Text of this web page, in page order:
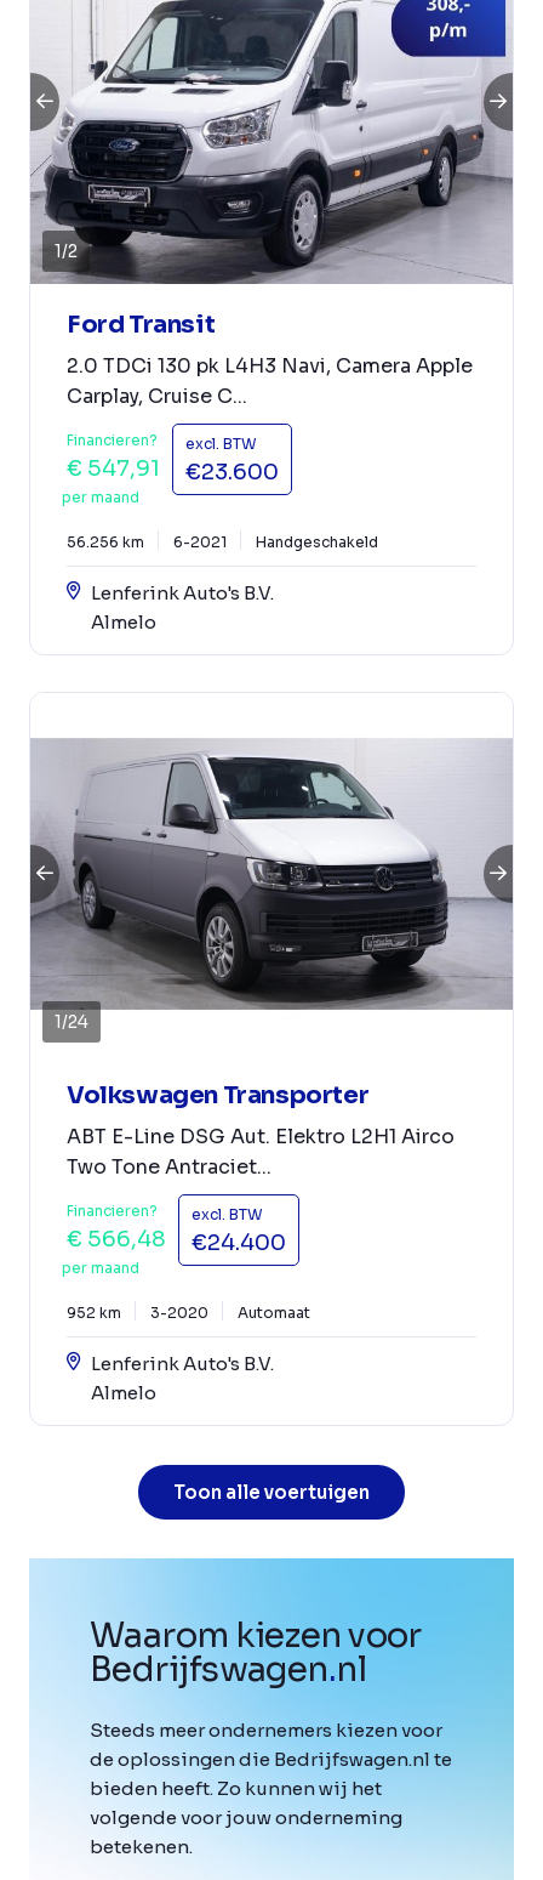
1/2
Ford Transit
2.0 TDCi 130 pk L4H3 Navi, Camera Apple
Carplay, Cruise C...
Financieren?
€ 547,91
per maand
excl. BTW
€23.600
56.256 km 6-2021 Handgeschakeld
Lenferink Auto's B.V.
Almelo
1/24
Volkswagen Transporter
ABT E-Line DSG Aut. Elektro L2H1 Airco
Two Tone Antraciet...
Financieren?
€ 566,48
per maand
excl. BTW
€24.400
952 km 3-2020 Automaat
Lenferink Auto's B.V.
Almelo
Toon alle voertuigen
Waarom kiezen voor
Bedrijfswagen.nl
Steeds meer ondernemers kiezen voor
de oplossingen die Bedrijfswagen.nl te
bieden heeft. Zo kunnen wij het
volgende voor jouw onderneming
betekenen.